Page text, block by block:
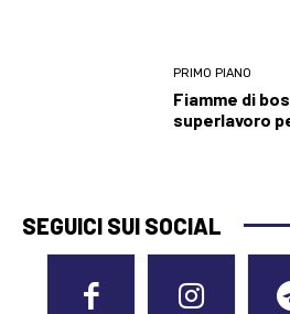
PRIMO PIANO
Fiamme di
superlavoro
SEGUICI SUI SOCIAL